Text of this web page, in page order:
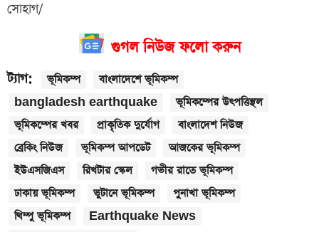
সোহাগ/
গুগল নিউজ ফলো করুন
ট্যাগ: ভূমিকম্প
বাংলাদেশে ভূমিকম্প
bangladesh earthquake
ভূমিকম্পের উৎপত্তিস্থল
ভূমিকম্পের খবর
প্রাকৃতিক দুর্যোগ
বাংলাদেশ নিউজ
ব্রেকিং নিউজ
ভূমিকম্প আপডেট
আজকের ভূমিকম্প
ইউএসজিএস
রিখটার স্কেল
গভীর রাতে ভূমিকম্প
ঢাকায় ভূমিকম্প
ভুটানে ভূমিকম্প
পুনাখা ভূমিকম্প
থিম্পু ভূমিকম্প
Earthquake News